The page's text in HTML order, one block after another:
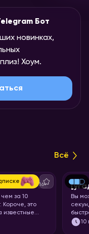
Бот
новинках,
Хоум.
Всё
16+
за 10
Короче, это
известные
книга.
Вы
10